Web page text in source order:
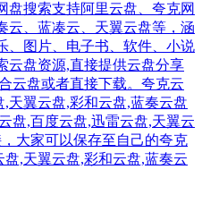
盘搜索支持阿里云盘、夸克网
云、蓝凑云、天翼云盘等，涵
、图片、电子书、软件、小说
云盘资源,直接提供云盘分享
云盘或者直接下载。夸克云
天翼云盘,彩和云盘,蓝奏云盘
盘,百度云盘,迅雷云盘,天翼云
大家可以保存至自己的夸克
,天翼云盘,彩和云盘,蓝奏云